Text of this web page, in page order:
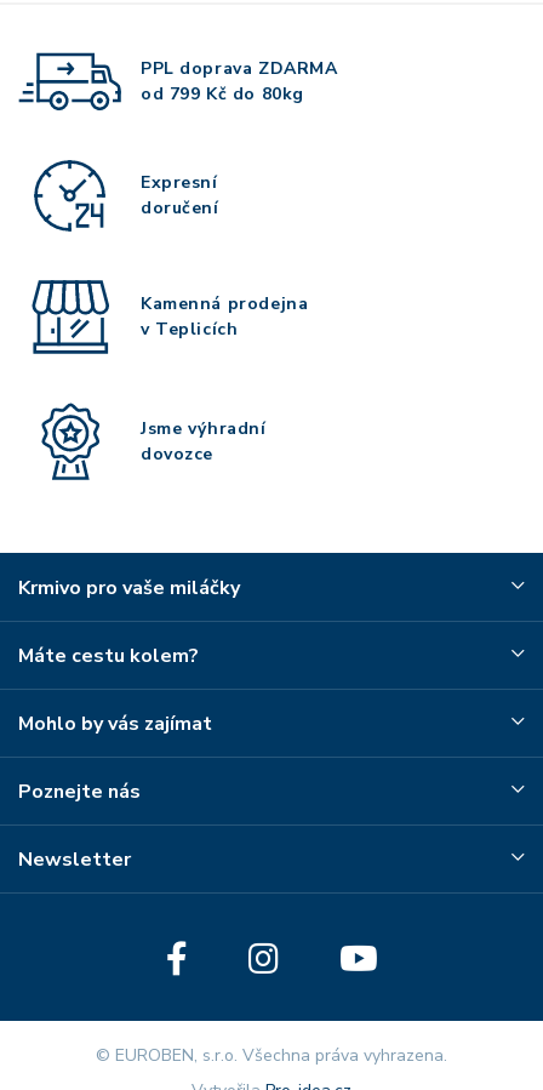
PPL doprava ZDARMA
od 799 Kč do 80kg
Expresní
doručení
Kamenná prodejna
v Teplicích
Jsme výhradní
dovozce
Krmivo pro vaše miláčky
Máte cestu kolem?
Mohlo by vás zajímat
Poznejte nás
Newsletter
© EUROBEN, s.r.o. Všechna práva vyhrazena.